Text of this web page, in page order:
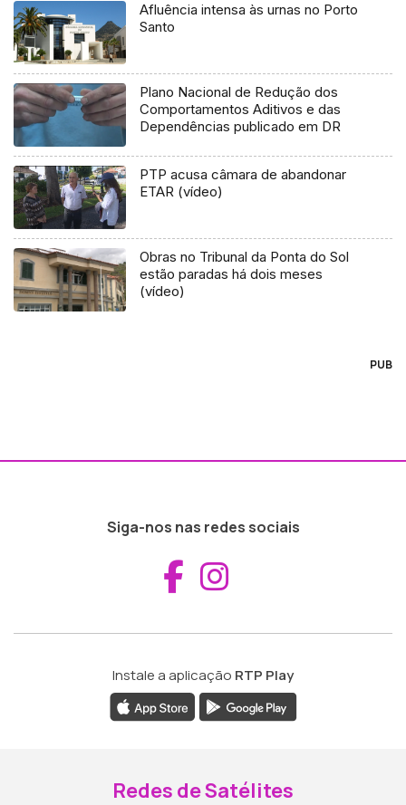
Afluência intensa às urnas no Porto
Santo
Plano Nacional de Redução dos
Comportamentos Aditivos e das
Dependências publicado em DR
PTP acusa câmara de abandonar
ETAR (vídeo)
Obras no Tribunal da Ponta do Sol
estão paradas há dois meses
(vídeo)
PUB
Siga-nos nas redes sociais
Aceder ao
Instale a aplicação RTP Play
Redes de Satélites